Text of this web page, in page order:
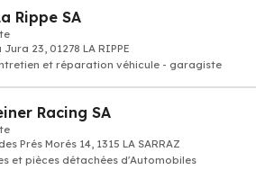
Rippe SA
23, 01278 LA RIPPE
et réparation véhicule - garagiste
Racing SA
Prés Morés 14, 1315 LA SARRAZ
et pièces détachées d'Automobiles